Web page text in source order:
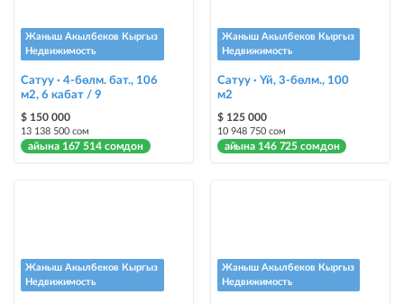
Жаныш Акылбеков Кыргыз
Недвижимость
Сатуу · 4-бөлм. бат., 106
м2, 6 кабат / 9
$ 150 000
13 138 500 сом
айына 167 514 сомдон
Жаныш Акылбеков Кыргыз
Недвижимость
Сатуу · Үй, 3-бөлм., 100
м2
$ 125 000
10 948 750 сом
айына 146 725 сомдон
Жаныш Акылбеков Кыргыз
Недвижимость
Жаныш Акылбеков Кыргыз
Недвижимость